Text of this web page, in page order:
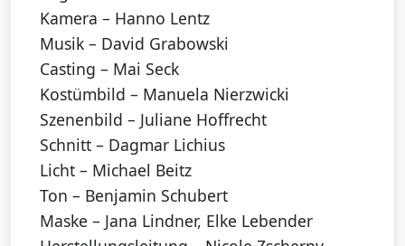
Kamera – Hanno Lentz
Musik – David Grabowski
Casting – Mai Seck
Kostümbild – Manuela Nierzwicki
Szenenbild – Juliane Hoffrecht
Schnitt – Dagmar Lichius
Licht – Michael Beitz
Ton – Benjamin Schubert
Maske – Jana Lindner, Elke Lebender